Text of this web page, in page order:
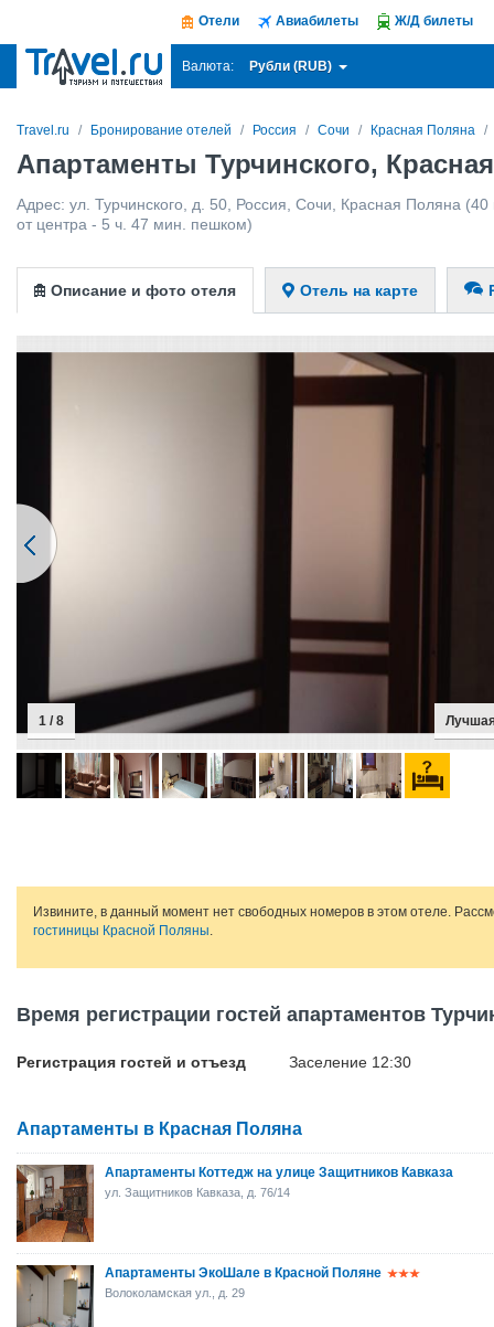
Отели Авиабилеты Ж/Д билеты
Валюта: Рубли (RUB)
Travel.ru Бронирование отелей Россия Сочи Красная Поляна
Апартаменты Турчинского,
Адрес: ул. Турчинского, д. 50 Россия Сочи Красная Поляна (40
от центра - 5 ч. 47 мин. пешком)
Описание и фото отеля Отель на карте
1 / 8
Извините, в данный момент нет свободных номеров в этом отеле.
гостиницы Красной Поляны.
Время регистрации гостей апартаментов
Регистрация гостей и отъезд Заселение 12:30
Апартаменты в Красная Поляна
Апартаменты Коттедж на улице Защитников Кавказа
ул. Защитников Кавказа, д. 76/14
Апартаменты ЭкоШале в Красной Поляне
Волоколамская ул., д. 29